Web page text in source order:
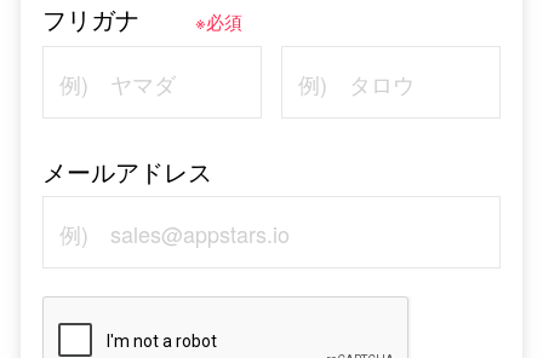
フリガナ ※必須
メールアドレス